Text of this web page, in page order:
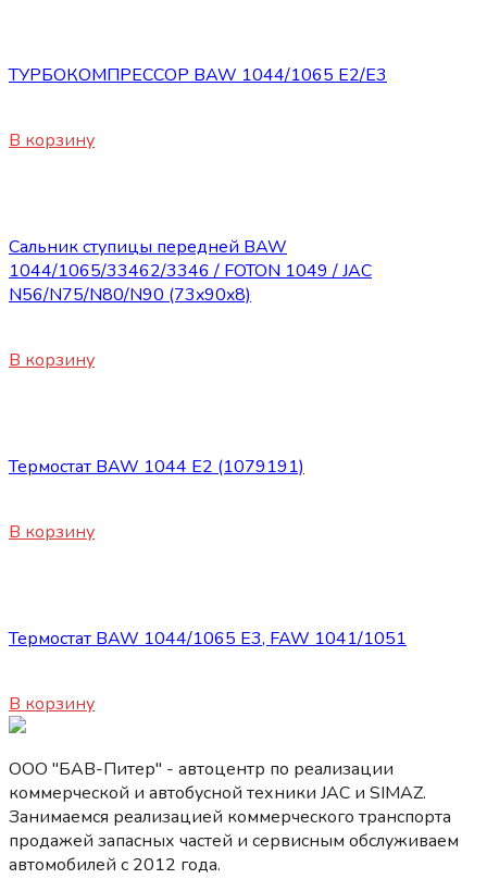
ТУРБОКОМПРЕССОР BAW 1044/1065 Е2/E3
В корзину
Сальник ступицы передней BAW
1044/1065/33462/3346 / FOTON 1049 / JAC
N56/N75/N80/N90 (73x90x8)
В корзину
Термостат BAW 1044 Е2 (1079191)
В корзину
Термостат BAW 1044/1065 Е3, FAW 1041/1051
В корзину
ООО "БАВ-Питер" - автоцентр по реализации
коммерческой и автобусной техники JAC и SIMAZ.
Занимаемся реализацией коммерческого транспорта
продажей запасных частей и сервисным обслуживаем
автомобилей c 2012 года.